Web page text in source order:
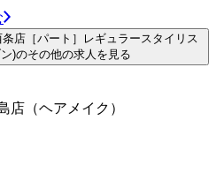
店［パート］レギュラースタイリス
)のその他の求人を見る
（ヘアメイク）